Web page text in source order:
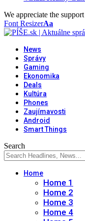
We appreciate the
Font ResizerAa
News
Správy
Gaming
Ekonomika
Deals
Kultúra
Phones
Zaujímavosti
Android
Smart Things
Search
Home
Home 1
Home 2
Home 3
Home 4